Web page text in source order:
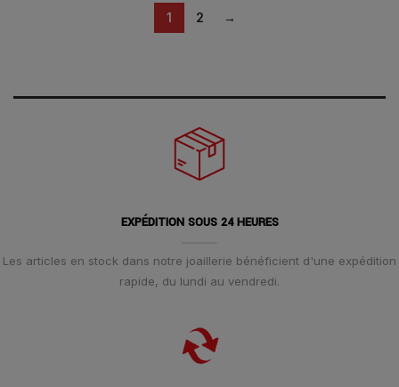
1 2 →
EXPÉDITION SOUS 24 HEURES
Les articles en stock dans notre joaillerie bénéficient d'une expédition
rapide, du lundi au vendredi.